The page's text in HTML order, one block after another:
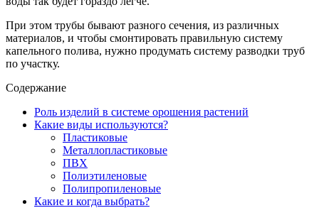
При этом трубы бывают разного сечения, из различных
материалов, и чтобы смонтировать правильную систему
капельного полива, нужно продумать систему разводки труб
по участку.
Содержание
Роль изделий в системе орошения растений
Какие виды используются?
Пластиковые
Металлопластиковые
ПВХ
Полиэтиленовые
Полипропиленовые
Какие и когда выбрать?